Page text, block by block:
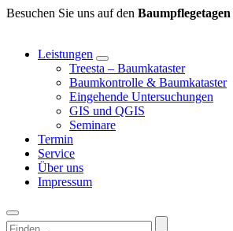
Springen
Inhalt
Besuchen Sie uns auf den Baumpflegetagen
Leistungen
Treesta – Baumkataster
Baumkontrolle & Baumkataster
Eingehende Untersuchungen
GIS und QGIS
Seminare
Termin
Service
Über uns
Impressum
Finden...